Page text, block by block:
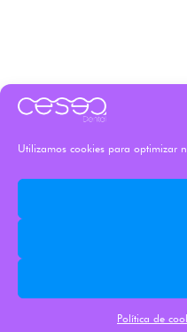
Utilizamos cookies para optimizar
Política de